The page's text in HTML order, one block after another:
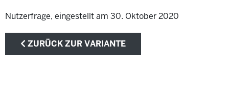
Nutzerfrage, eingestellt am 30. Oktober 2020
ZURÜCK ZUR VARIANTE